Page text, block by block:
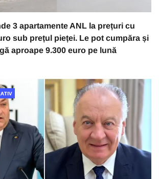
3 apartamente ANL la prețuri cu
sub prețul pieței. Le pot cumpăra și
aproape 9.300 euro pe lună